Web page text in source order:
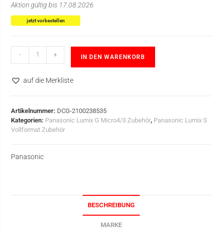
Aktion gültig bis 17.08.2026
jetzt vorbestellen
- + IN DEN WARENKORB
auf die Merkliste
Artikelnummer: DCG-2100238535
Kategorien: Panasonic Lumix G Micro4/3 Zubehör, Panasonic Lumix S
Vollformat Zubehör
Panasonic
BESCHREIBUNG
MARKE